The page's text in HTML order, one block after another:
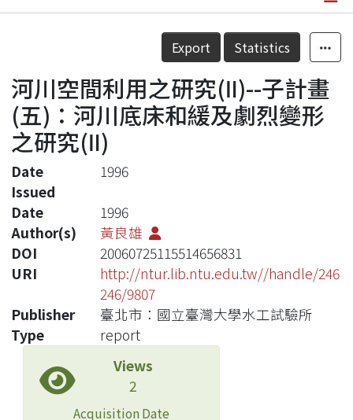
Statistics
Details
Export Statistics
河川空間利用之研究(Ⅱ)--子計畫
(五)：河川底床和緩及劇烈變形
之研究(Ⅱ)
Date
Issued
1996
Date
1996
Author(s)
黃良雄
DOI
20060725115514656831
URI
http://ntur.lib.ntu.edu.tw//handle/246
246/9807
Publisher
臺北市：國立臺灣大學水工試驗所
Type
report
Views
2
Acquisition Date